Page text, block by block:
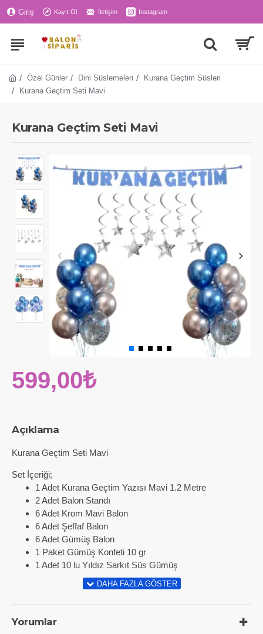
Giriş Kayıt Ol İletişim Instagram
Özel Günler Dini Süslemeleri
Kurana Geçtim Süsleri
Kurana Geçtim Seti Mavi
Kurana Geçtim Seti Mavi
Açıklama
Kurana Geçtim Seti Mavi
Set İçeriği;
1 Adet Kurana Geçtim Yazısı Mavi 1.2 Metre
2 Adet Balon Standı
6 Adet Krom Mavi Balon
6 Adet Şeffaf Balon
6 Adet Gümüş Balon
1 Paket Gümüş Konfeti 10 gr
1 Adet 10 lu Yıldız Sarkıt Süs Gümüş
Yorumlar
599,00₺